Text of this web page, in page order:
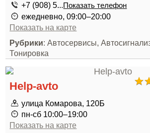
+7 (908) 5...Показать телефон
ежедневно, 09:00–20:00
Показать на карте
Рубрики: Автосервисы,
Тонировка
Help-avto
улица Комарова, 120Б
пн-сб 10:00–19:00
Показать на карте